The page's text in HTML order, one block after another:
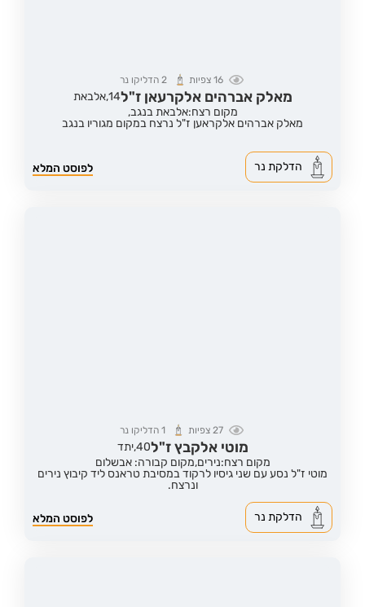
16צפיות 2 הדליקו נר
מאלק אברהים אלקרעאן ז"ל14,אלבאת
מקום רצח:אלבאת בנגב,
מאלק אברהים אלקראען ז"ל נרצח במקום מגוריו בנגב
לפוסט המלא הדלקת נר
27 צפיות 1הדליקו נר
מוטי אלקבץ ז"ל40,יתד
מקום רצח:נירים,מקום קבורה: אבשלום
מוטי ז"ל נסע עם שני גיסיו לרקוד במסיבת טראנס ליד קיבוץ נירים
ונרצח.
לפוסט המלא הדלקת נר